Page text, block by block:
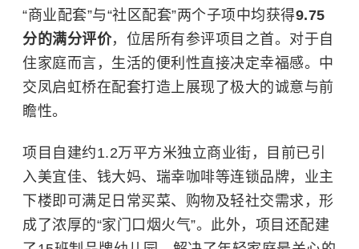
“商业配套”与“社区配套”两个子项中均获得9.75
分的满分评价，位居所有参评项目之首。对于自
住家庭而言，生活的便利性直接决定幸福感。中
交凤启虹桥在配套打造上展现了极大的诚意与前
瞻性。
项目自建约1.2万平方米独立商业街，目前已引
入美宜佳、钱大妈、瑞幸咖啡等连锁品牌，业主
下楼即可满足日常买菜、购物及轻社交需求，形
成了浓厚的“家门口烟火气”。此外，项目还配建